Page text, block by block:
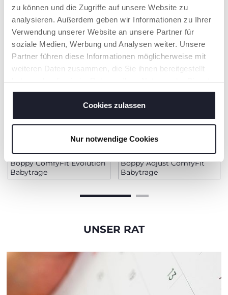
zu können und die Zugriffe auf unsere Website zu
analysieren. Außerdem geben wir Informationen zu Ihrer
Verwendung unserer Website an unsere Partner für
soziale Medien, Werbung und Analysen weiter. Unsere
Partner führen diese Informationen möglicherweise mit
weiteren Daten zusammen, die Sie ihnen bereitgestellt
haben oder die sie im Rahmen Ihrer Nutzung der Dienste
gesammelt haben.
Cookies zulassen
Nur notwendige Cookies
PRODUKTE, DIE SIE INTERESSIEREN
KÖNNTEN
Boppy ComfyFit Evolution
Babytrage
Boppy Adjust ComfyFit
Babytrage
UNSER RAT